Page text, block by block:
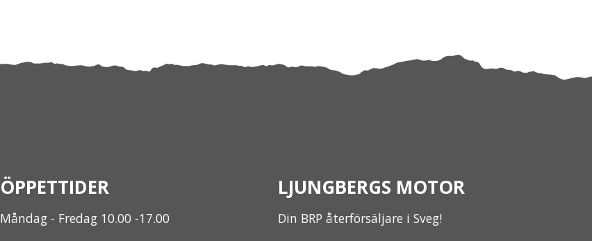
ÖPPETTIDER
Måndag - Fredag 10.00 -17.00
LJUNGBERGS MOTOR
Din BRP återförsäljare i Sveg!